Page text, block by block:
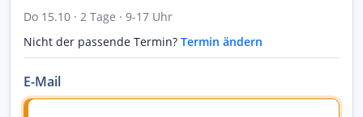
Do 15.10 · 2 Tage · 9-17 Uhr
Nicht der passende Termin? Termin ändern
E-Mail